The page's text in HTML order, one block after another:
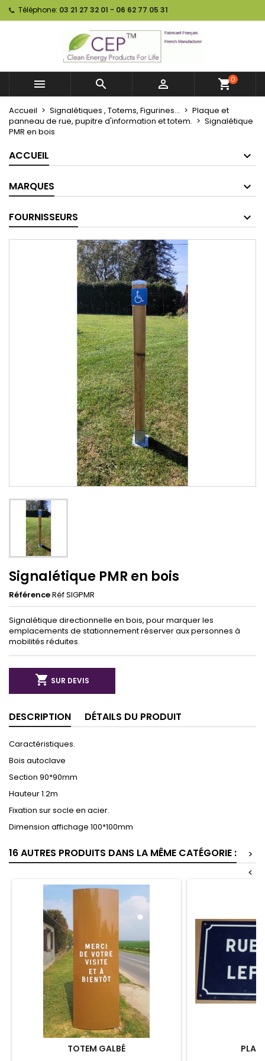
Téléphone: 03 21 27 32 01 - 06 62 77 05 31
   shopping_cart0
Accueil Signalétiques , Totems, Figurines...
Plaque et
panneau de rue, pupitre d'information et totem.
Signalétique
PMR en bois
ACCUEIL
MARQUES
FOURNISSEURS
Signalétique PMR en bois
RéférenceRéf SIGPMR
Signalétique directionnelle en bois, pour marquer les
emplacements de stationnement réserver aux personnes à
mobilités réduites.
 SUR DEVIS
DESCRIPTION DÉTAILS DU PRODUIT
Caractéristiques.
Bois autoclave
Section 90*90mm
Hauteur 1.2m
Fixation sur socle en acier.
Dimension affichage 100*100mm
16 AUTRES PRODUITS DANS LA MÊME CATÉGORIE :
>
<
TOTEM GALBÉ